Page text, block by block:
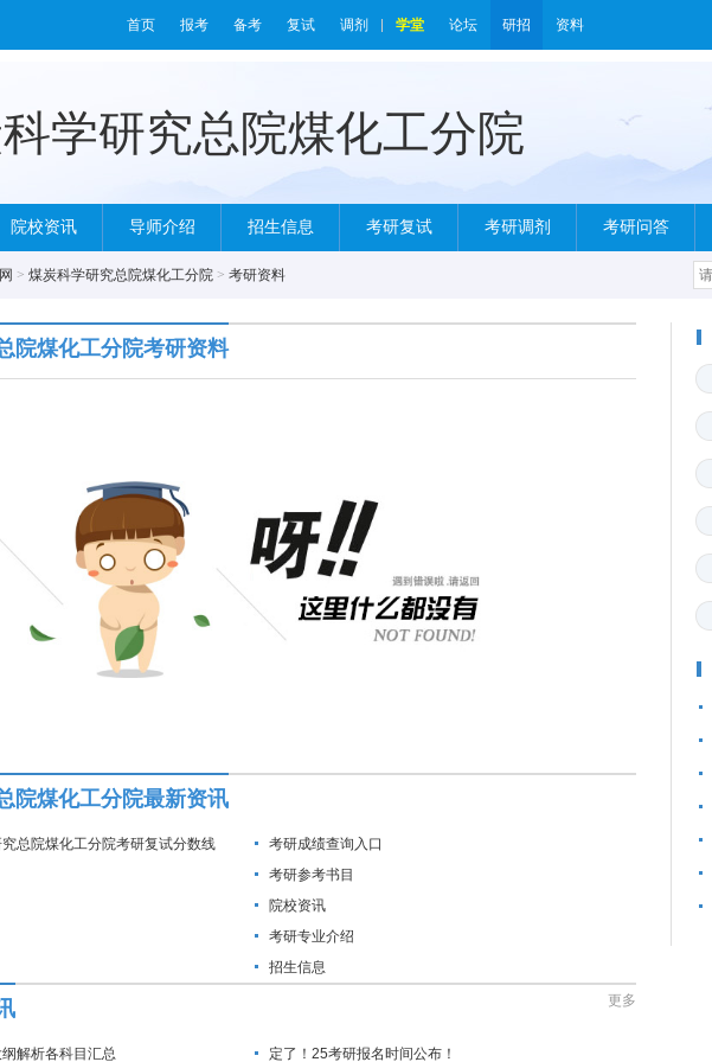
首页 报考 备考 复试 调剂 学堂 论坛 研招 资料
院校资讯 导师介绍 招生信息 考研复试 考研调剂 考研问答
> 煤炭科学研究总院煤化工分院 > 考研资料
院煤化工分院考研资料
院煤化工分院最新资讯
总院煤化工分院考研复试分数线
考研成绩查询入口
考研参考书目
院校资讯
考研专业介绍
招生信息
更多
解析各科目汇总 定了！25考研报名时间公布！